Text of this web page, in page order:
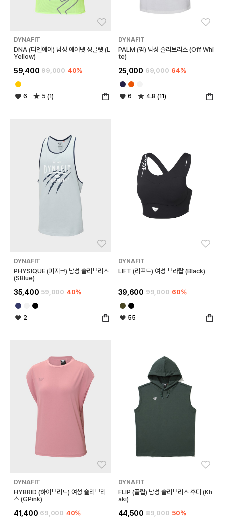
DYNAFIT
DNA (디엔에이) 남성 에어넷 싱글렛 (L
Yellow)
59,400 99,000 40%
6 5 (1)
DYNAFIT
PALM (팜) 남성 슬리브리스 (Off Whi
te)
25,000 69,000 64%
6 4.8 (11)
DYNAFIT
PHYSIQUE (피지크) 남성 슬리브리스
(SBlue)
35,400 59,000 40%
2
DYNAFIT
LIFT (리프트) 여성 브라탑 (Black)
39,600 99,000 60%
55
DYNAFIT
HYBRID (하이브리드) 여성 슬리브리
스 (GPink)
41,400 69,000 40%
DYNAFIT
FLIP (플립) 남성 슬리브리스 후디 (Kh
aki)
44,500 89,000 50%